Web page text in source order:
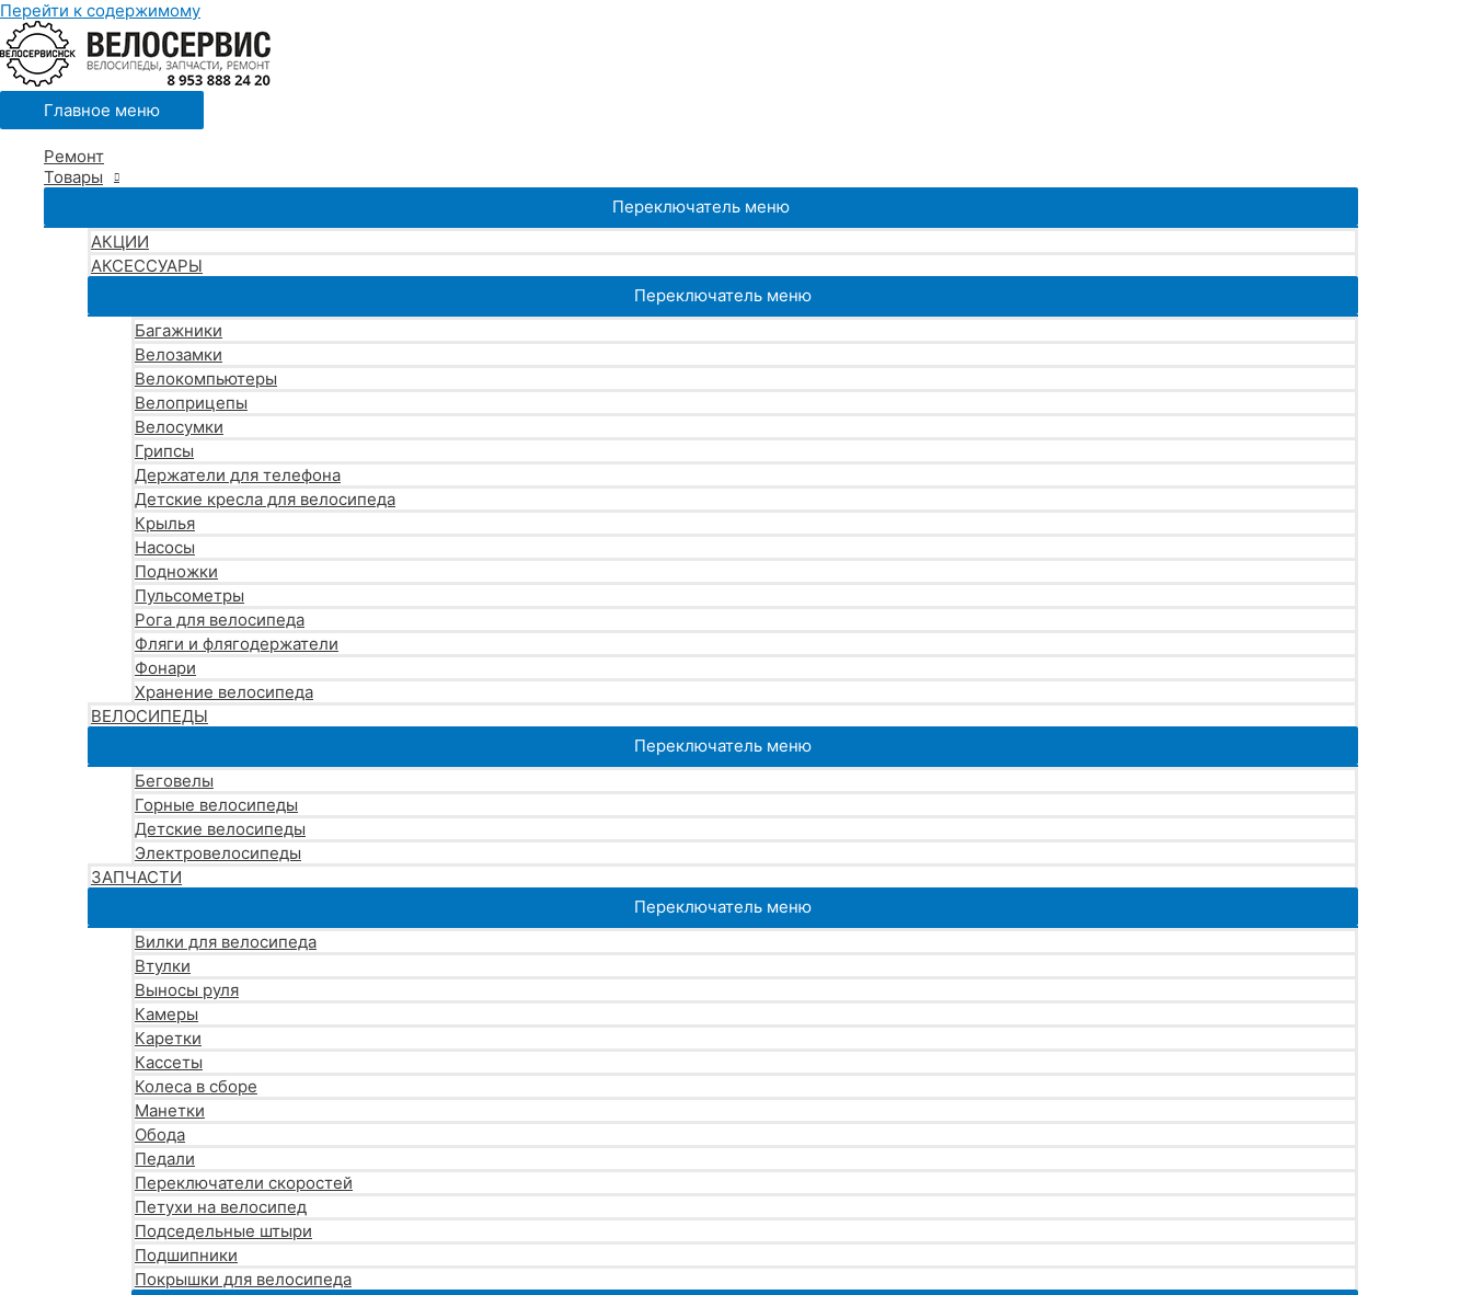
Перейти к содержимому
Главное меню
Ремонт
Товары
Переключатель меню
АКЦИИ
АКСЕССУАРЫ
Переключатель меню
Багажники
Велозамки
Велокомпьютеры
Велоприцепы
Велосумки
Грипсы
Держатели для телефона
Детские кресла для велосипеда
Крылья
Насосы
Подножки
Пульсометры
Рога для велосипеда
Фляги и флягодержатели
Фонари
Хранение велосипеда
ВЕЛОСИПЕДЫ
Переключатель меню
Беговелы
Горные велосипеды
Детские велосипеды
Электровелосипеды
ЗАПЧАСТИ
Переключатель меню
Вилки для велосипеда
Втулки
Выносы руля
Камеры
Каретки
Кассеты
Колеса в сборе
Манетки
Обода
Педали
Переключатели скоростей
Петухи на велосипед
Подседельные штыри
Подшипники
Покрышки для велосипеда